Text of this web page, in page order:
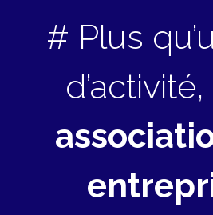
# Plus